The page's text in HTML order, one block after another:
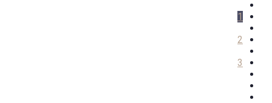
1
2
3